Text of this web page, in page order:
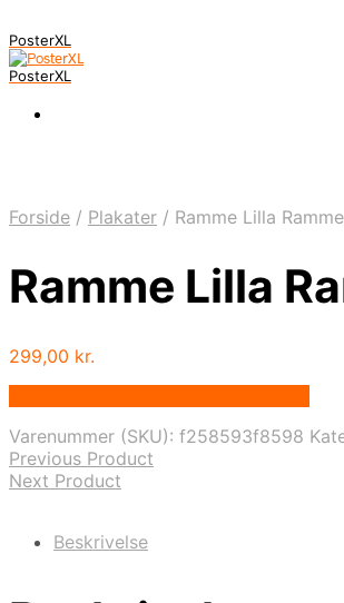
PosterXL
PosterXL
Forside / Plakater / Ramme Lilla
Ramme Lilla
299,00 kr.
Varenummer (SKU): f258593f8598
Previous Product
Next Product
Beskrivelse